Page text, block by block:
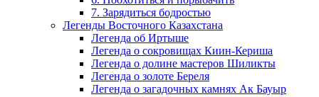
7. Зарядиться бодростью
Легенды Восточного Казахстана
Легенда об Иртыше
Легенда о сокровищах Киин-Кериша
Легенда о долине мастеров Шиликты
Легенда о золоте Береля
Легенда о загадочных камнях Ак Бауыр